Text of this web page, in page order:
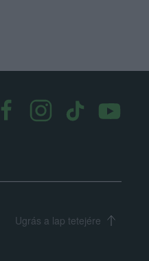
Ugrás a lap tetejére